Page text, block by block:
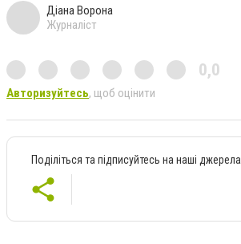
Діана Ворона
Журналіст
0,0
Авторизуйтесь, щоб оцінити
Поділіться та підписуйтесь на наші джерела